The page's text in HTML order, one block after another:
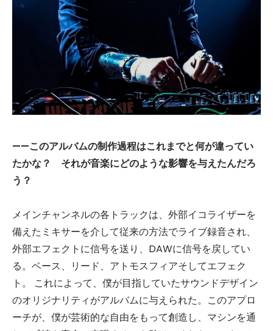
——このアルバムの制作過程はこれまでと何が違ってい
たかな？ それが音楽にどのような影響を与えたんだろ
う？
メインチャンネルの各トラックは、外部イコライザーを
備えたミキサーを介して従来の方法でライブ録音され、
外部エフェクトに信号を送り、DAWに信号を戻してい
る。ベース、リード、アトモスフィアそしてエフェク
ト。 これによって、僕が目指していたサウンドデザイン
のオリジナリティがアルバムに与えられた。このアプロ
ーチが、僕が芸術的な自由をもって創造し、マシンを通